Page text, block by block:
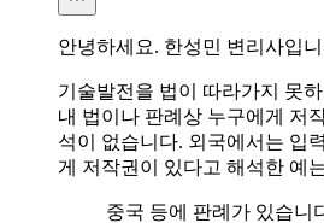
안녕하세요. 한성민 변리사입
기술발전을 법이 따라가지 못
내 법이나 판례상 누구에게 저
석이 없습니다. 외국에서는 입
게 저작권이 있다고 해석한 예
중국 등에 판례가 있습니